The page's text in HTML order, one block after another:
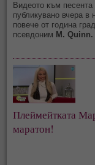
Видеото към
публикувано вчера в
повече от година
псевдоним M. Quinn.
Плеймейтката
маратон!